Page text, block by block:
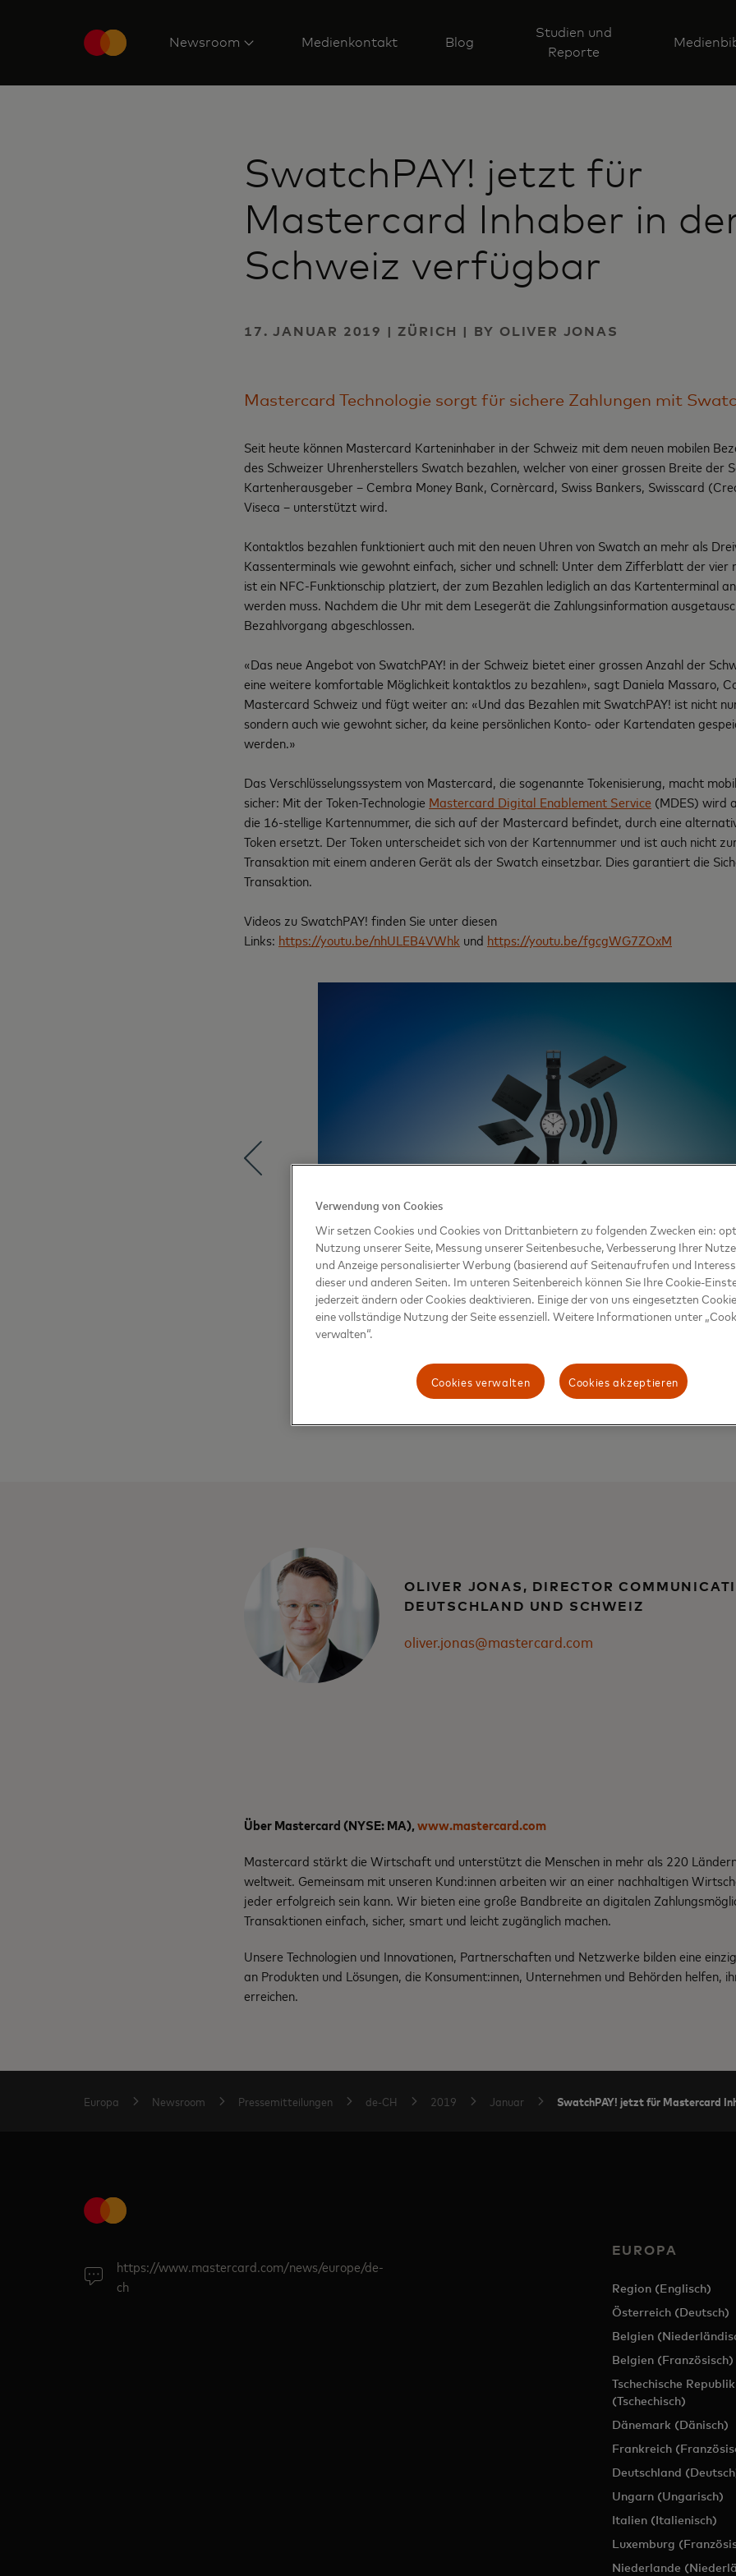
Newsroom Medienkontakt Blog
Studien und
Reporte
SwatchPAY! jetzt für
Mastercard Inhaber in
Schweiz verfügbar
17. JANUAR 2019 | ZÜRICH | BY OLIVER JONAS
Mastercard Technologie sorgt für sichere Zahlungen mit
Seit heute können Mastercard Karteninhaber in der Schweiz mit dem neuen mobilen
des Schweizer Uhrenherstellers Swatch bezahlen, welcher von einer grossen Breite der
Kartenherausgeber – Cembra Money Bank, Cornèrcard, Swiss Bankers, Swisscard
Viseca – unterstützt wird.
Kontaktlos bezahlen funktioniert auch mit den neuen Uhren von Swatch an mehr als
Kassenterminals wie gewohnt einfach, sicher und schnell: Unter dem Zifferblatt der vier
ist ein NFC-Funktionschip platziert, der zum Bezahlen lediglich an das Kartenterminal
werden muss. Nachdem die Uhr mit dem Lesegerät die Zahlungsinformation
Bezahlvorgang abgeschlossen.
«Das neue Angebot von SwatchPAY! in der Schweiz bietet einer grossen Anzahl der
eine weitere komfortable Möglichkeit kontaktlos zu bezahlen», sagt Daniela Massaro,
Mastercard Schweiz und fügt weiter an: «Und das Bezahlen mit SwatchPAY! ist nicht
sondern auch wie gewohnt sicher, da keine persönlichen Konto- oder Kartendaten
werden.»
Das Verschlüsselungssystem von Mastercard, die sogenannte Tokenisierung, macht
sicher: Mit der Token-Technologie Mastercard Digital Enablement Service (MDES) wird
die 16-stellige Kartennummer, die sich auf der Mastercard befindet, durch eine
Token ersetzt. Der Token unterscheidet sich von der Kartennummer und ist auch nicht
Transaktion mit einem anderen Gerät als der Swatch einsetzbar. Dies garantiert die
Transaktion.
Videos zu SwatchPAY! finden Sie unter diesen
Links: https://youtu.be/nhULEB4VWhk und https://youtu.be/fgcgWG7ZOxM
OLIVER JONAS, DIRECTOR
DEUTSCHLAND UND SCHWEIZ
oliver.jonas@mastercard.com
Über Mastercard (NYSE: MA),www.mastercard.com
Mastercard stärkt die Wirtschaft und unterstützt die Menschen in mehr als 220
weltweit. Gemeinsam mit unseren Kund:innen arbeiten wir an einer nachhaltigen
jeder erfolgreich sein kann. Wir bieten eine große Bandbreite an digitalen
Transaktionen einfach, sicher, smart und leicht zugänglich machen.
Unsere Technologien und Innovationen, Partnerschaften und Netzwerke bilden eine
an Produkten und Lösungen, die Konsument:innen, Unternehmen und Behörden helfen,
erreichen.
Europa Newsroom Pressemitteilungen de-CH 2019 Januar SwatchPAY! jetzt für Mastercard
https://www.mastercard.com/news/europe/de-
ch
EUROPA
Region (Englisch)
Österreich (Deutsch)
Belgien
Belgien (Französisch)
Tschechische Republik
(Tschechisch)
Dänemark (Dänisch)
Frankreich
Deutschland
Ungarn (Ungarisch)
Italien (Italienisch)
Luxemburg
Niederlande
Verwendung von Cookies
Wir setzen Cookies und Cookies von Drittanbietern zu folgenden Zwecken ein:
Nutzung unserer Seite, Messung unserer Seitenbesuche, Verbesserung Ihrer
und Anzeige personalisierter Werbung (basierend auf Seitenaufrufen und
dieser und anderen Seiten. Im unteren Seitenbereich können Sie Ihre Cookie-
jederzeit ändern oder Cookies deaktivieren. Einige der von uns eingesetzten
eine vollständige Nutzung der Seite essenziell. Weitere Informationen unter
verwalten“.
Cookies akzeptieren
Cookies verwalten